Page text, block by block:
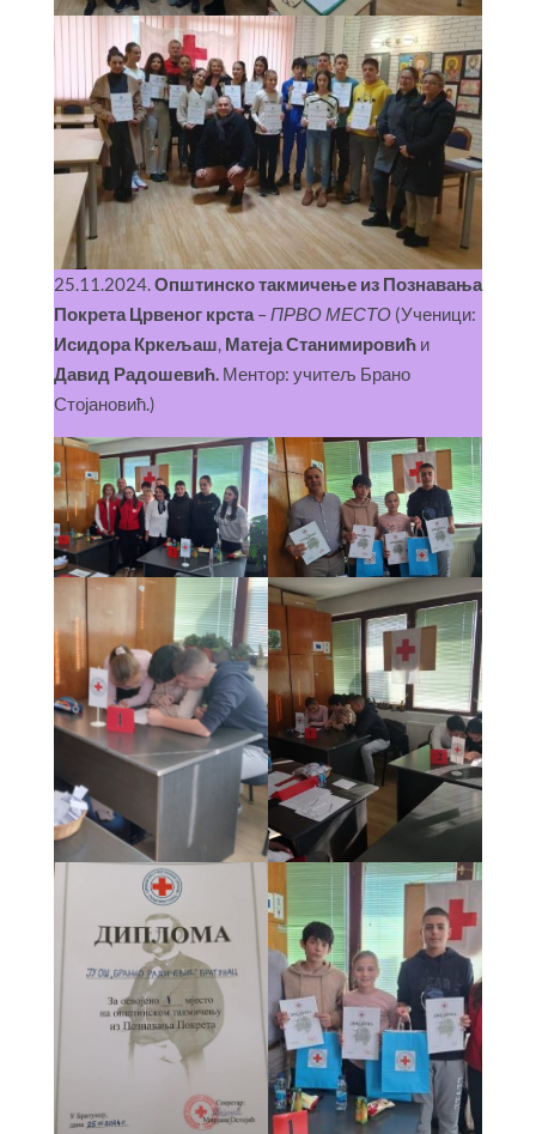
25.11.2024.Општинско такмичење из Познавања
Покрета Црвеног крста–ПРВО МЕСТО(Ученици:
Исидора Кркељаш, Матеја Станимировићи
Давид Радошевић.Ментор: учитељ Брано
Стојановић.)